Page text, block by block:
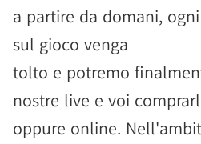
a partire da domani,
sul gioco venga
tolto e potremo
nostre live e voi
oppure online.